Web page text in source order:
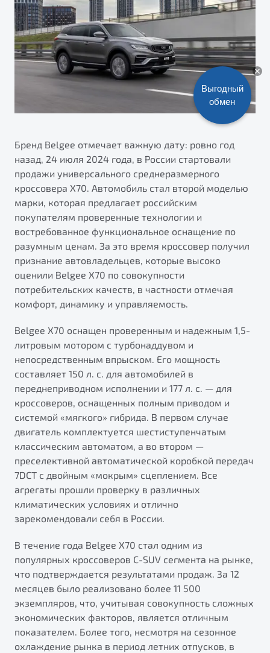
Яркий кроссовер
от 2 219 990 ₽*
Элегантный и практичный седан
от 1 699 990 ₽*
Обзор В наличии
X70
Универсальный кроссовер
от 2 499 990 ₽*
Обзор В наличии
Автокредит
Трейд-ин
Страхование
Расчет КАСКО
Узнайте о специальных выгодах при покупке
автомобиля Belgee
Подробно
Автомобили в наличии
Тест-драйв
Автокредит
Спецпредложения
ПОДДЕРЖКА
Гарантия Belgee
Belgee Линк
Belgee Клуб
Клиентская поддержка
Помощь на дорогах
Будьте еще более уверены на дорогах с программой
"Помощь на дорогах"
Преимущества программы
Запись на сервис
Калькулятор ТО
Клиентская поддержка
О дилерском центре
Правовая информация
Бренд Belgee отмечает важную дату: ровно год
назад, 24 июля 2024 года, в России стартовали
продажи универсального среднеразмерного
кроссовера X70. Автомобиль стал второй моделью
марки, которая предлагает российским
покупателям проверенные технологии и
востребованное функциональное оснащение по
разумным ценам. За это время кроссовер получил
признание автовладельцев, которые высоко
оценили Belgee X70 по совокупности
потребительских качеств, в частности отмечая
комфорт, динамику и управляемость.
Belgee X70 оснащен проверенным и надежным 1,5-
литровым мотором с турбонаддувом и
непосредственным впрыском. Его мощность
составляет 150 л. с. для автомобилей в
переднеприводном исполнении и 177 л. с. — для
кроссоверов, оснащенных полным приводом и
системой «мягкого» гибрида. В первом случае
двигатель комплектуется шестиступенчатым
классическим автоматом, а во втором —
преселективной автоматической коробкой передач
7DCT с двойным «мокрым» сцеплением. Все
агрегаты прошли проверку в различных
климатических условиях и отлично
зарекомендовали себя в России.
В течение года Belgee X70 стал одним из
популярных кроссоверов C-SUV сегмента на рынке,
что подтверждается результатами продаж. За 12
месяцев было реализовано более 11 500
экземпляров, что, учитывая совокупность сложных
экономических факторов, является отличным
показателем. Более того, несмотря на сезонное
охлаждение рынка в период летних отпусков, в
Выгодный
обмен